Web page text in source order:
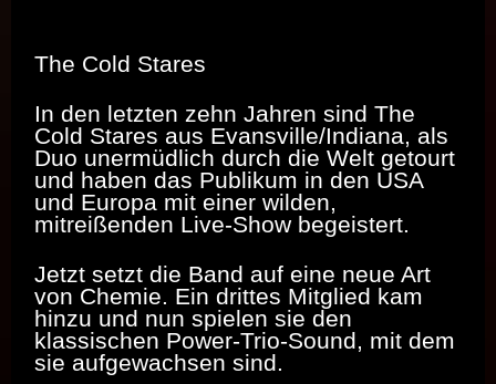
The Cold Stares
In den letzten zehn Jahren sind The
Cold Stares aus Evansville/Indiana, als
Duo unermüdlich durch die Welt getourt
und haben das Publikum in den USA
und Europa mit einer wilden,
mitreißenden Live-Show begeistert.
Jetzt setzt die Band auf eine neue Art
von Chemie. Ein drittes Mitglied kam
hinzu und nun spielen sie den
klassischen Power-Trio-Sound, mit dem
sie aufgewachsen sind.